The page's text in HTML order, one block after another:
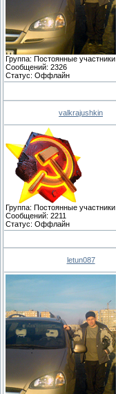
Группа: Постоянные участники
Сообщений: 2326
Статус: Оффлайн
valkrajushkin
Группа: Постоянные участники
Сообщений: 2211
Статус: Оффлайн
letun087